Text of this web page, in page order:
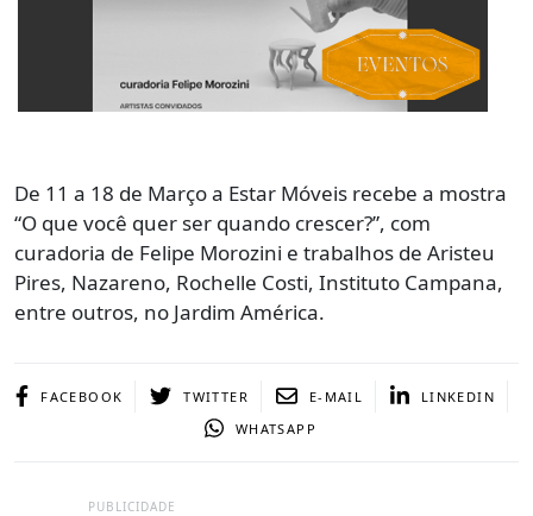
De 11 a 18 de Março a Estar Móveis recebe a mostra
“O que você quer ser quando crescer?”, com
curadoria de Felipe Morozini e trabalhos de Aristeu
Pires, Nazareno, Rochelle Costi, Instituto Campana,
entre outros, no Jardim América.
FACEBOOK TWITTER E-MAIL
LINKEDIN
WHATSAPP
PUBLICIDADE